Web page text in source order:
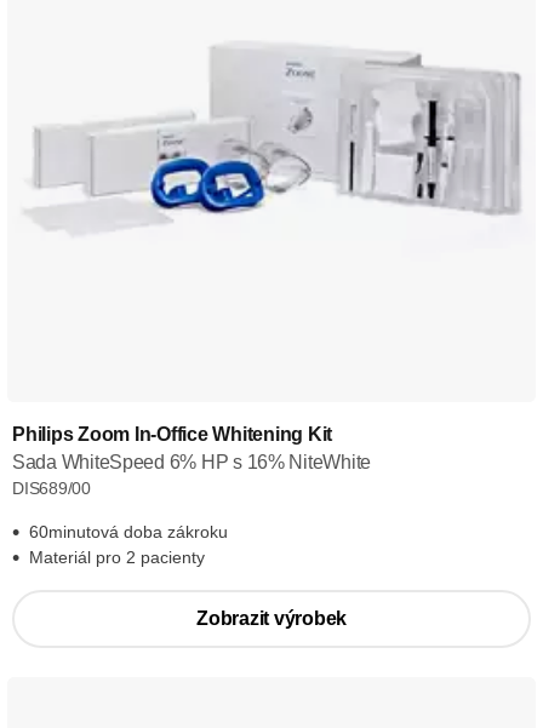
Philips Zoom In-Office Whitening Kit
Sada WhiteSpeed 6% HP s 16% NiteWhite
DIS689/00
60minutová doba zákroku
Materiál pro 2 pacienty
Zobrazit výrobek